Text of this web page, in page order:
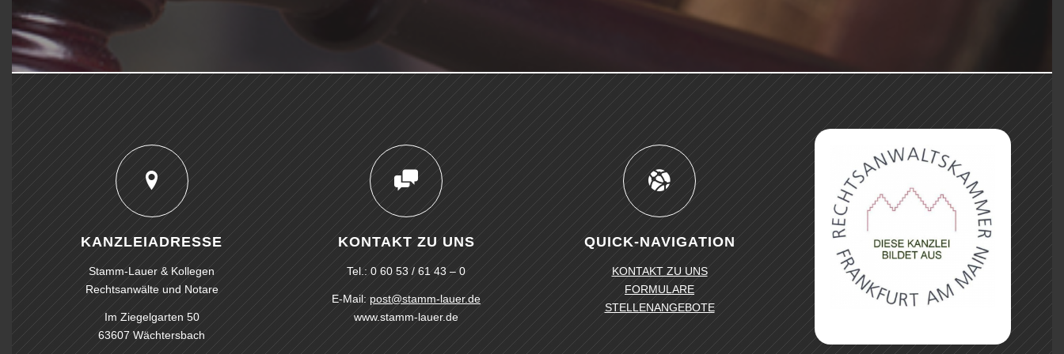
KANZLEIADRESSE
Stamm-Lauer & Kollegen
Rechtsanwälte und Notare
Im Ziegelgarten 50
63607 Wächtersbach
KONTAKT ZU UNS
Tel.: 0 60 53 / 61 43 – 0
E-Mail: post@stamm-lauer.de
www.stamm-lauer.de
QUICK-NAVIGATION
KONTAKT ZU UNS
FORMULARE
STELLENANGEBOTE